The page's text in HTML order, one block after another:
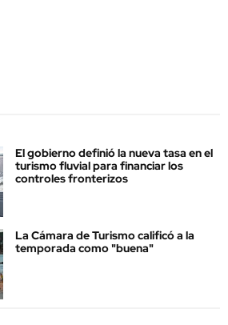
El gobierno definió la nueva tasa en el
turismo fluvial para financiar los
controles fronterizos
La Cámara de Turismo calificó a la
temporada como "buena"